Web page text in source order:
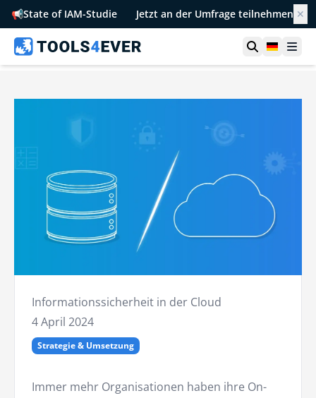
📢State of IAM-Studie Jetzt an der Umfrage teilnehmen ✕
Suche
Informationssicherheit in der Cloud
4 April 2024
Strategie & Umsetzung
Immer mehr Organisationen haben ihre On-